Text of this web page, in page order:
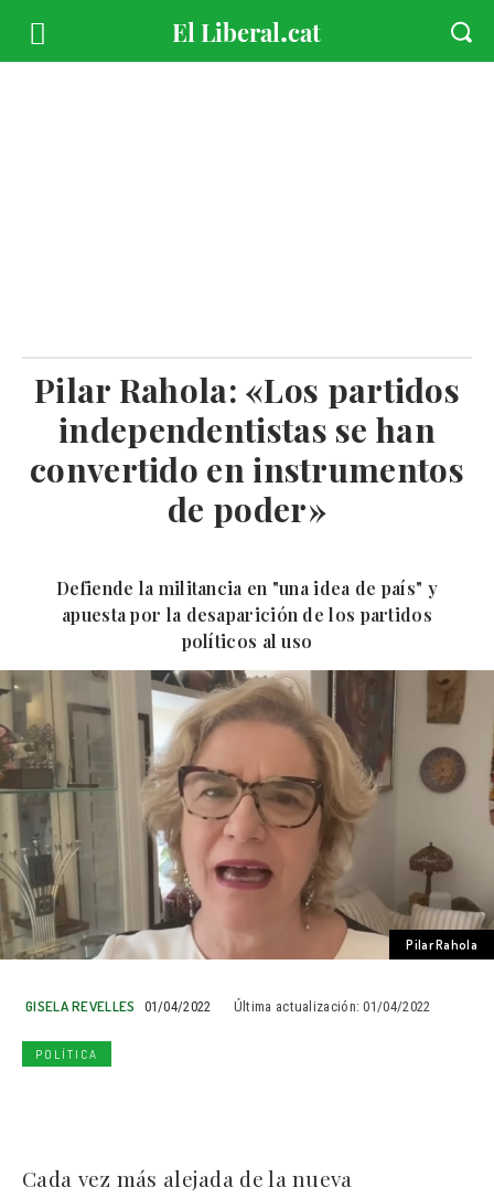
Pilar Rahola: «Los partidos
independentistas se han
convertido en instrumentos
de poder»
Defiende la militancia en "una idea de país" y
apuesta por la desaparición de los partidos
políticos al uso
Pilar Rahola
GISELA REVELLES 01/04/2022 Última actualización: 01/04/2022
POLÍTICA
Cada vez más alejada de la nueva